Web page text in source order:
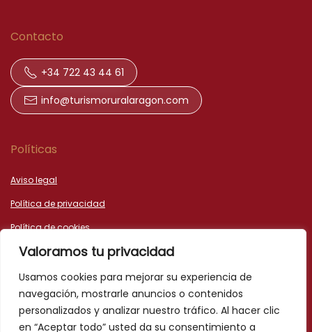
Valoramos tu privacidad
Usamos cookies para mejorar su experiencia de
navegación, mostrarle anuncios o contenidos
personalizados y analizar nuestro tráfico. Al hacer clic
en “Aceptar todo” usted da su consentimiento a
Contacto
+34 722 43 44 61
info@turismoruralaragon.com
Políticas
Aviso legal
Política de privacidad
Política de cookies
Declaración de accesibilidad